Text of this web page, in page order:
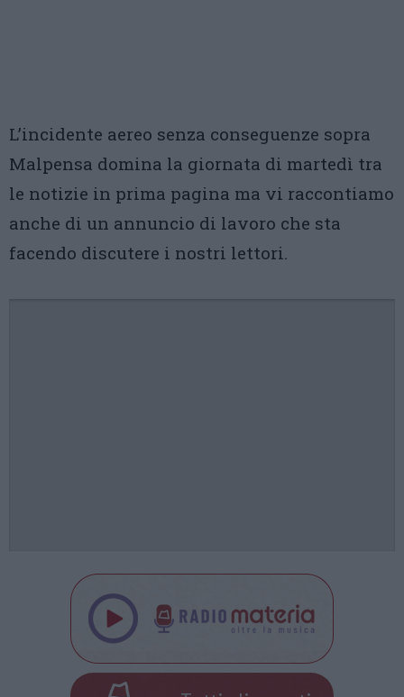
L’incidente aereo senza conseguenze sopra
Malpensa domina la giornata di martedì tra
le notizie in prima pagina ma vi raccontiamo
anche di un annuncio di lavoro che sta
facendo discutere i nostri lettori.